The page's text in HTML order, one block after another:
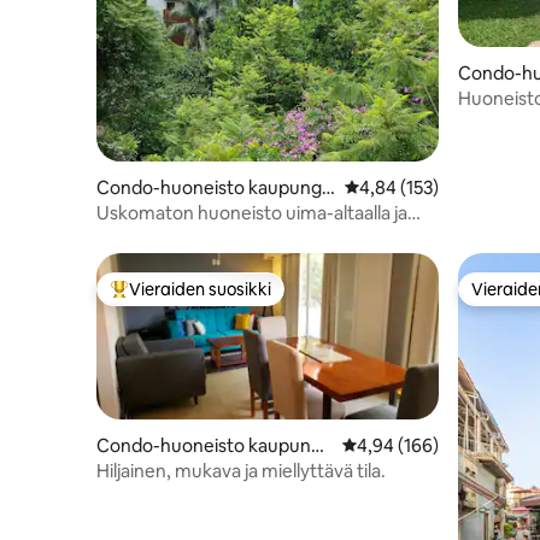
Condo-huoneisto kaupungis
sa Cuernavaca
Keskimääräinen arvio
4,84 (153)
Uskomaton huoneisto uima-altaalla ja
Condo-
sa
Vieraiden suosikkien parhaimmistoa
Vieraiden suosikki
Condo-huoneisto kaupungi
ssa Cuernavaca
Keskimääräinen arvio
4,94 (166)
Hiljainen, mukava ja miellyttävä tila.